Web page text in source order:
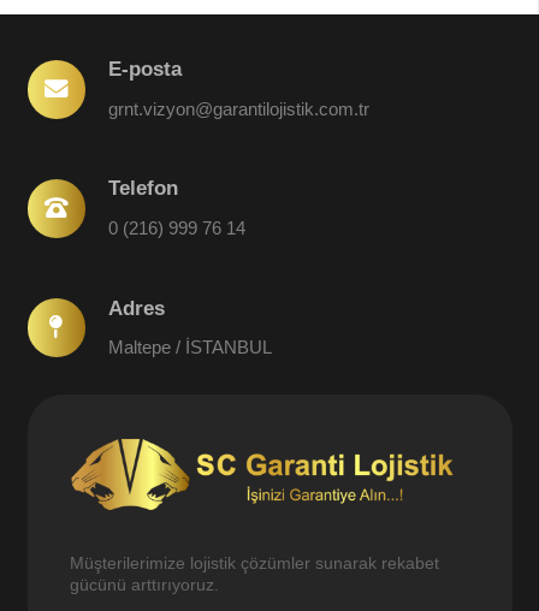
E-posta
grnt.vizyon@garantilojistik.com.tr
Telefon
0 (216) 999 76 14
Adres
Maltepe / İSTANBUL
Müşterilerimize lojistik çözümler sunarak rekabet
gücünü arttırıyoruz.